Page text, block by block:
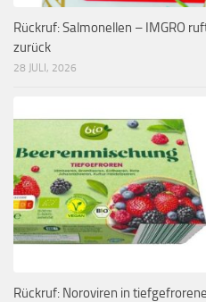
Rückruf: Salmonellen – IMGRO
zurück
28 JULI, 2026
Rückruf: Noroviren in